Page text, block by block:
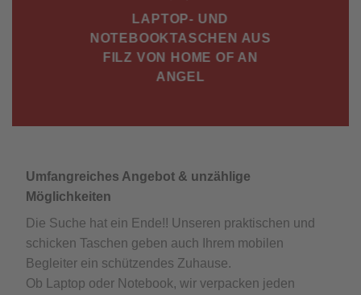
LAPTOP- UND
NOTEBOOKTASCHEN AUS
FILZ VON HOME OF AN
ANGEL
Umfangreiches Angebot & unzählige
Möglichkeiten
Die Suche hat ein Ende!! Unseren praktischen und
schicken Taschen geben auch Ihrem mobilen
Begleiter ein schützendes Zuhause.
Ob Laptop oder Notebook, wir verpacken jeden